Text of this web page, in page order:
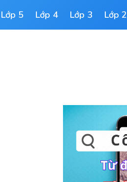
Lớp 5 Lớp 4 Lớp 3 Lớp 2